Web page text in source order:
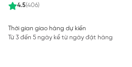
4.5(406)
Thời gian giao hàng dự kiến
Từ 3 đến 5 ngày kể từ ngày đặt hàng